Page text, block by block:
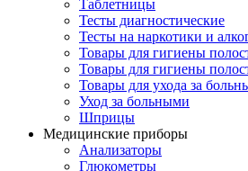
Таблетницы
Тесты диагностические
Тесты на наркотики и
Товары для гигиены
Товары для гигиены
Товары для ухода за
Уход за больными
Шприцы
Медицинские приборы
Анализаторы
Глюкометры